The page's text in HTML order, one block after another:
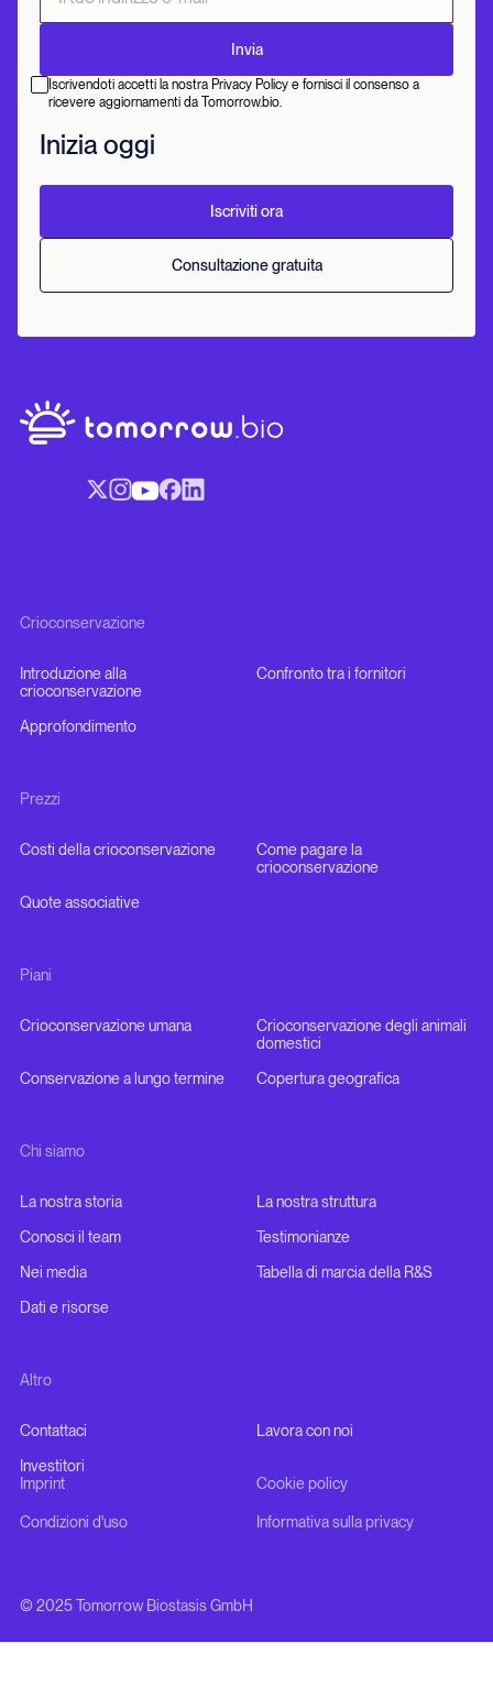
Iscrivendoti accetti la nostra Privacy Policy e fornisci il consenso a
ricevere aggiornamenti da Tomorrow.bio.
Inizia oggi
Iscriviti ora
Consultazione gratuita
Crioconservazione
Introduzione alla
crioconservazione
Confronto tra i fornitori
Approfondimento
Prezzi
Costi della crioconservazione
Come pagare la
crioconservazione
Quote associative
Piani
Crioconservazione umana
Crioconservazione degli animali
domestici
Conservazione a lungo termine
Copertura geografica
Chi siamo
La nostra storia
La nostra struttura
Conosci il team
Testimonianze
Nei media
Tabella di marcia della R&S
Dati e risorse
Altro
Contattaci
Lavora con noi
Investitori
© 2025 Tomorrow Biostasis GmbH
Imprint Cookie policy
Condizioni d'uso Informativa sulla privacy